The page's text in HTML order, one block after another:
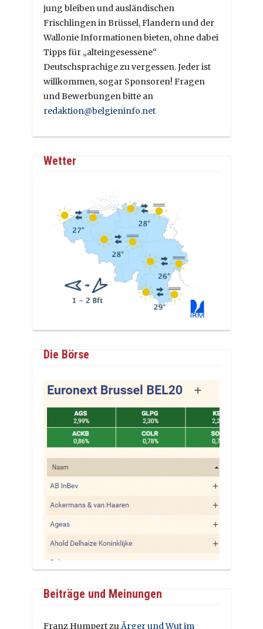
jung bleiben und ausländischen
Frischlingen in Brüssel, Flandern und der
Wallonie Informationen bieten, ohne dabei
Tipps für „alteingesessene“
Deutschsprachige zu vergessen. Jeder ist
willkommen, sogar Sponsoren! Fragen
und Bewerbungen bitte an
redaktion@belgieninfo.net
Wetter
Die Börse
Beiträge und Meinungen
Franz HumpertzuÄrger und Wut im